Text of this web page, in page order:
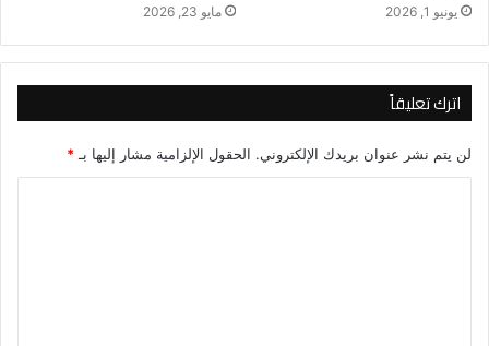
يونيو 1, 2026 مايو 23, 2026
اترك تعليقاً
لن يتم نشر عنوان بريدك الإلكتروني. الحقول الإلزامية مشار إليها بـ *